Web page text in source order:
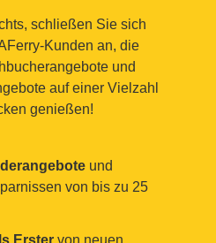
schließen Sie sich
Kunden an, die
und
auf einer Vielzahl
genießen!
und
von bis zu 25